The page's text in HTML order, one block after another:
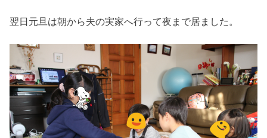
翌日元旦は朝から夫の実家へ行って夜まで居ました。